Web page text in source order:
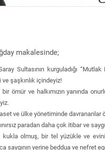
makalesinde;
Sultasının kurguladığı
ve şaşkınlık içindeyiz!
bir ömür ve halkımızın yanında
ve ülke yönetiminde davrananlar
paradan daha çok itibar ve
olmuş, bir tel yüzükle ve
saygının yerine beddua ve nefret